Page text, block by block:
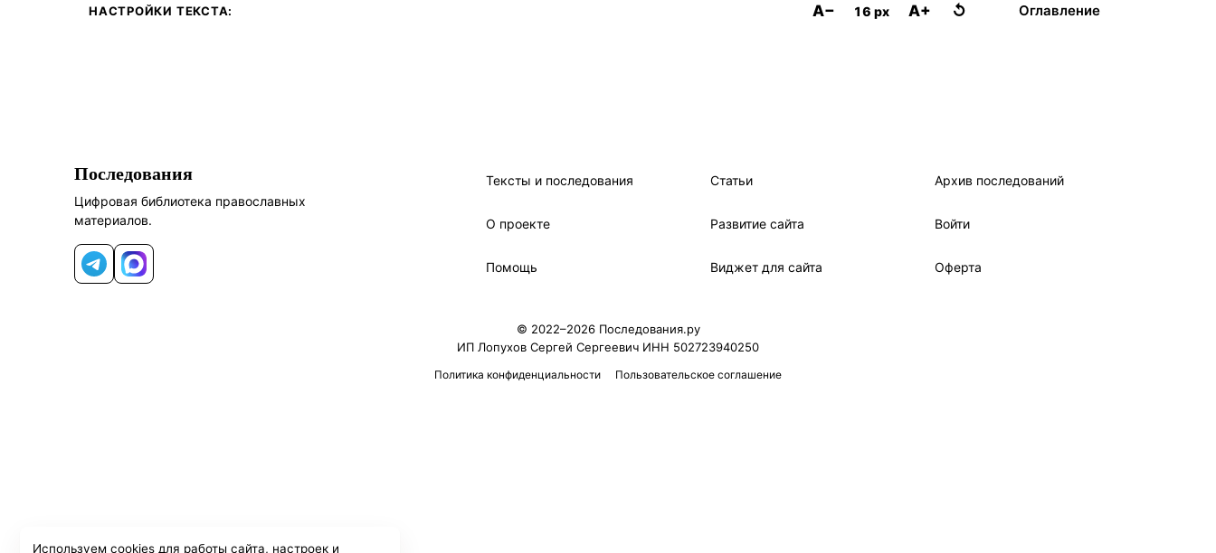
НАСТРОЙКИ ТЕКСТА: A− 16 px A+ ↺ Оглавление
Последования
Цифровая библиотека православных
материалов.
Telegram
MAX
Тексты и последования Статьи Архив последований
О проекте Развитие сайта Войти
Помощь Виджет для сайта Оферта
© 2022–2026 Последования.ру
ИП Лопухов Сергей Сергеевич ИНН 502723940250
Политика конфиденциальности Пользовательское соглашение
Используем cookies для работы сайта, настроек и